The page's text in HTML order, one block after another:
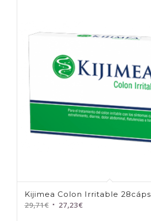
Kijimea Colon Irritable 28cáps
29,71€ El 27,23€El